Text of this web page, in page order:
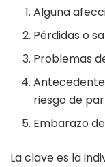
Alguna
Pérdidas o
Problemas
riesgo de
Embarazo
La clave es la